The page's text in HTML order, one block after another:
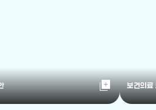
library_add 보건의료